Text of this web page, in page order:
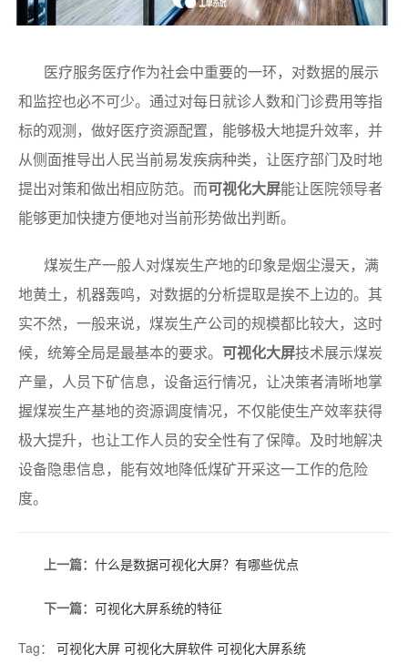
医疗服务医疗作为社会中重要的一环，对数据的展示
和监控也必不可少。通过对每日就诊人数和门诊费用等指
标的观测，做好医疗资源配置，能够极大地提升效率，并
从侧面推导出人民当前易发疾病种类，让医疗部门及时地
提出对策和做出相应防范。而可视化大屏能让医院领导者
能够更加快捷方便地对当前形势做出判断。
煤炭生产一般人对煤炭生产地的印象是烟尘漫天，满
地黄土，机器轰鸣，对数据的分析提取是挨不上边的。其
实不然，一般来说，煤炭生产公司的规模都比较大，这时
候，统筹全局是最基本的要求。 可视化大屏技术展示煤炭
产量，人员下矿信息，设备运行情况，让决策者清晰地掌
握煤炭生产基地的资源调度情况，不仅能使生产效率获得
极大提升，也让工作人员的安全性有了保障。及时地解决
设备隐患信息，能有效地降低煤矿开采这一工作的危险
度。
上一篇： 什么是数据可视化大屏？有哪些优点
下一篇： 可视化大屏系统的特征
Tag： 可视化大屏 可视化大屏软件 可视化大屏系统